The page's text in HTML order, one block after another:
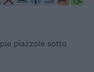
piazzole sotto